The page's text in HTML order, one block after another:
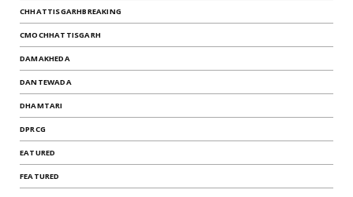
CHHATTISGARHBREAKING
CMOCHHATTISGARH
DAMAKHEDA
DANTEWADA
DHAMTARI
DPRCG
EATURED
FEATURED